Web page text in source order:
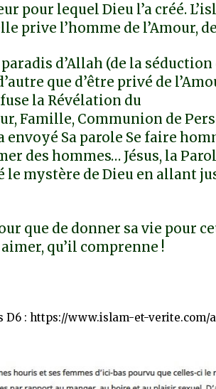
pour lequel Dieu l’a créé.
prive l’homme de l’Amour,
d’Allah (de la séduction
que d’être privé de
la Révélation du
Famille, Communion de
envoyé Sa parole Se faire
des hommes… Jésus, la
le mystère de Dieu en allant
que de donner sa vie pour
qu’il comprenne !
D6 : https://www.islam-et-